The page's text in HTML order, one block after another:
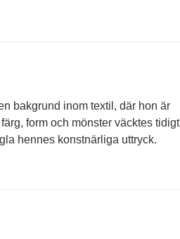
bakgrund inom textil, där hon är
form och mönster väcktes tidigt
hennes konstnärliga uttryck.